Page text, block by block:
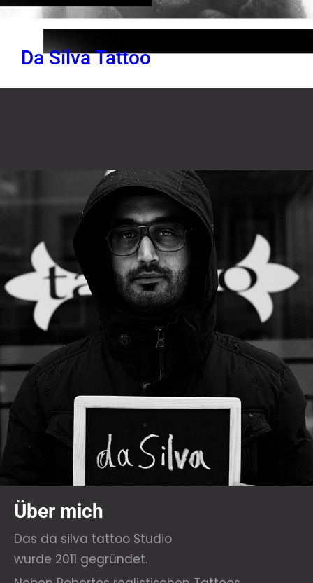
Da Silva Tattoo
Über mich
Das da silva tattoo Studio
wurde 2011 gegründet.